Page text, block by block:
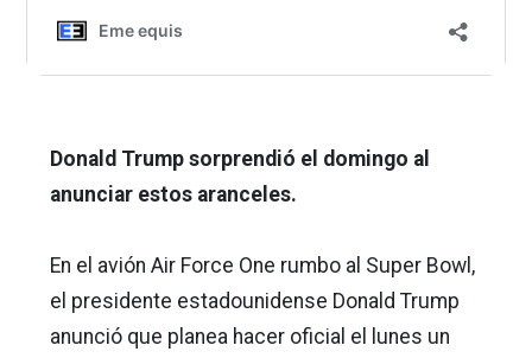
Donald Trump sorprendió el domingo al
anunciar estos aranceles.
En el avión Air Force One rumbo al Super Bowl,
el presidente estadounidense Donald Trump
anunció que planea hacer oficial el lunes un